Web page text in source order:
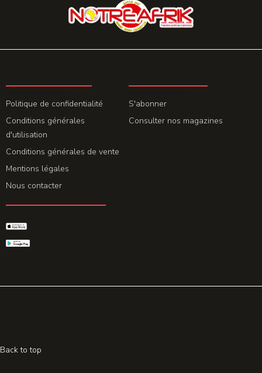
Politique de confidentialité
Conditions générales
d'utilisation
Conditions générales de vente
Mentions légales
Nous contacter
S'abonner
Consulter nos magazines
Back to top